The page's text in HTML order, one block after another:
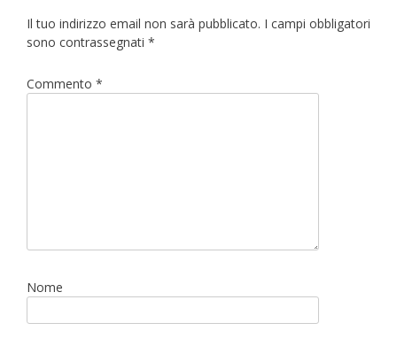
Il tuo indirizzo email non sarà pubblicato. I campi obbligatori
sono contrassegnati *
Commento *
Nome